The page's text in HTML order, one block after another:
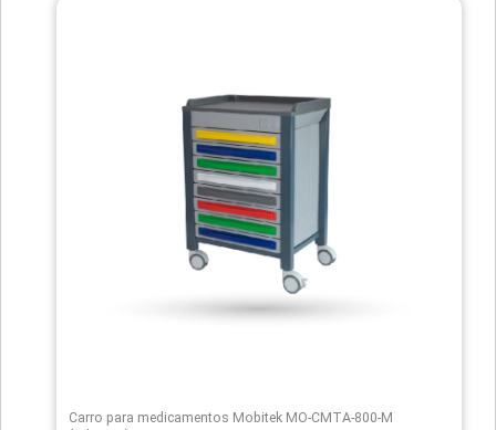
Carro para medicamentos Mobitek MO-CMTA-800-M